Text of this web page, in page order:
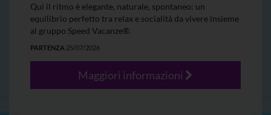
Qui il ritmo è elegante, naturale, spontaneo: un
equilibrio perfetto tra relax e socialità da vivere insieme
al gruppo Speed Vacanze®.
PARTENZA 25/07/2026
Maggiori informazioni